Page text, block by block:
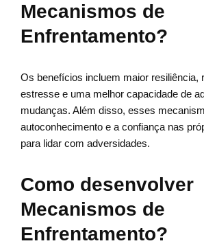
Mecanismos de
Enfrentamento?
Os benefícios incluem maior resiliência,
estresse e uma melhor capacidade de
mudanças. Além disso, esses
autoconhecimento e a confiança nas
para lidar com adversidades.
Como desenvolver
Mecanismos de
Enfrentamento?